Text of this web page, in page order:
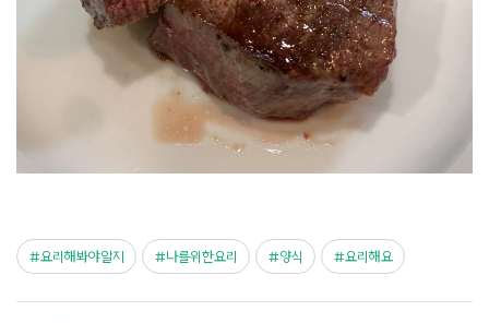
요리해봐야알지 나를위한요리 양식 요리해요